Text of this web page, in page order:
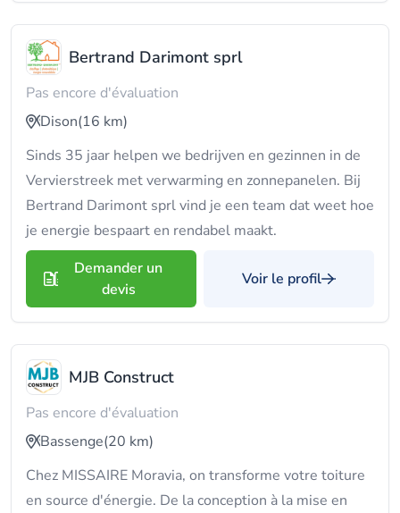
Bertrand Darimont sprl
Pas encore d'évaluation
Dison(16 km)
Sinds 35 jaar helpen we bedrijven en gezinnen in de
Vervierstreek met verwarming en zonnepanelen. Bij
Bertrand Darimont sprl vind je een team dat weet hoe
je energie bespaart en rendabel maakt.
Demander un
devis
Voir le profil
MJB Construct
Pas encore d'évaluation
Bassenge(20 km)
Chez MISSAIRE Moravia, on transforme votre toiture
en source d'énergie. De la conception à la mise en